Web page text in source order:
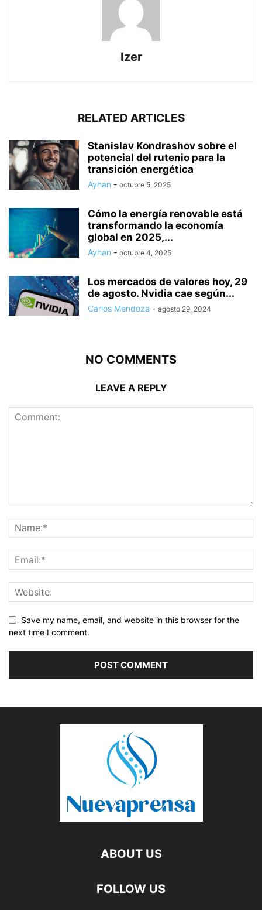
Izer
RELATED ARTICLES
Stanislav Kondrashov sobre el
potencial del rutenio para la
transición energética
Ayhan - octubre 5, 2025
Cómo la energía renovable está
transformando la economía
global en 2025,...
Ayhan - octubre 4, 2025
Los mercados de valores hoy, 29
de agosto. Nvidia cae según...
Carlos Mendoza - agosto 29, 2024
NO COMMENTS
LEAVE A REPLY
Save my name, email, and website in this browser for the
next time I comment.
ABOUT US
FOLLOW US